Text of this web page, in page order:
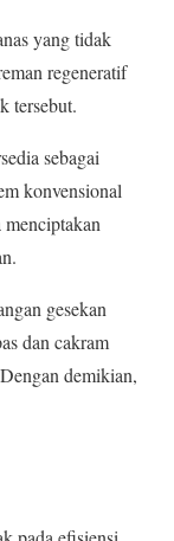
yang tidak
regeneratif
tersebut.
sebagai
konvensional
gesekan
dan cakram
demikian,